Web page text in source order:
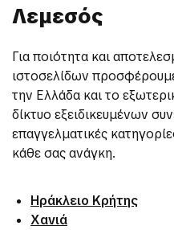
Λεμεσός
Για ποιότητα και
ιστοσελίδων
την Ελλάδα και το
δίκτυο εξειδικευμένων
επαγγελματικές
κάθε σας ανάγκη.
Ηράκλειο Κρήτης
Χανιά